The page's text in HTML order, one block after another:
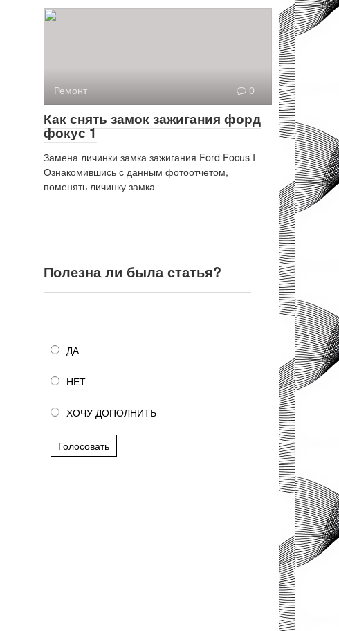
Ремонт 0
Как снять замок зажигания форд
фокус 1
Замена личинки замка зажигания Ford Focus I
Ознакомившись с данным фотоотчетом,
поменять личинку замка
Полезна ли была статья?
ДА
НЕТ
ХОЧУ ДОПОЛНИТЬ
Голосовать